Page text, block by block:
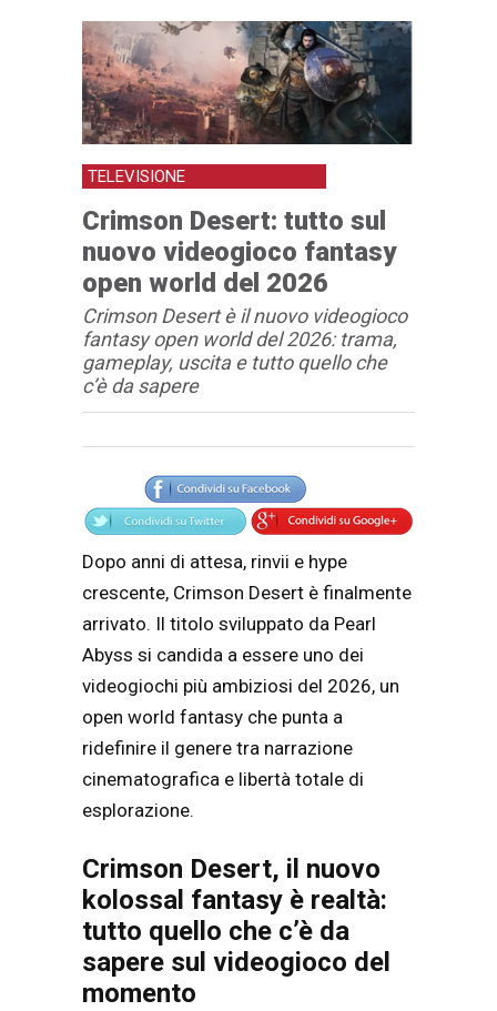
TELEVISIONE
Crimson Desert: tutto sul
nuovo videogioco fantasy
open world del 2026
Crimson Desert è il nuovo videogioco
fantasy open world del 2026: trama,
gameplay, uscita e tutto quello che
c’è da sapere
Articolo
Testo articolo principale
Dopo anni di attesa, rinvii e hype
crescente, Crimson Desert è finalmente
arrivato. Il titolo sviluppato da Pearl
Abyss si candida a essere uno dei
videogiochi più ambiziosi del 2026, un
open world fantasy che punta a
ridefinire il genere tra narrazione
cinematografica e libertà totale di
esplorazione.
Crimson Desert, il nuovo
kolossal fantasy è realtà:
tutto quello che c’è da
sapere sul videogioco del
momento